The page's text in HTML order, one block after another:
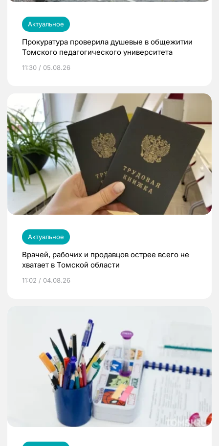
Актуальное
Прокуратура проверила душевые в общежитии
Томского педагогического университета
11:30 / 05.08.26
Актуальное
Врачей, рабочих и продавцов острее всего не
хватает в Томской области
11:02 / 04.08.26